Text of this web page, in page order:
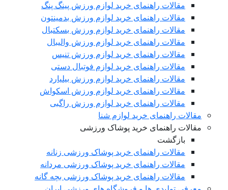
مقالات راهنمای خرید لوازم ورزش پینگ پنگ
مقالات راهنمای خرید لوازم ورزش بدمینتون
مقالات راهنمای خرید لوازم ورزش بسکتبال
مقالات راهنمای خرید لوازم ورزش والیبال
مقالات راهنمای خرید لوازم ورزش تنیس
مقالات راهنمای خرید لوازم فوتبال دستی
مقالات راهنمای خرید لوازم ورزش بیلیارد
مقالات راهنمای خرید لوازم ورزش اسکواش
مقالات راهنمای خرید لوازم ورزش راگبی
مقالات راهنمای خرید لوازم شنا
مقالات راهنمای خرید پوشاک ورزشی
بازگشت
مقالات راهنمای خرید پوشاک ورزشی زنانه
مقالات راهنمای خرید پوشاک ورزشی مردانه
مقالات راهنمای خرید پوشاک ورزشی بچه گانه